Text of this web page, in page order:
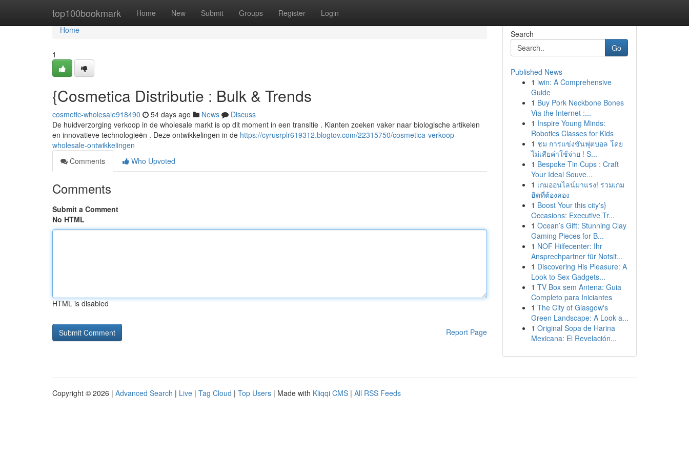
top100bookmark Home New Submit Groups Register Login
Home
Home
1
{Cosmetica Distributie : Bulk & Trends
cosmetic-wholesale918490 54 days ago News
Discuss
De huidverzorging verkoop in de wholesale markt is op dit moment in een transitie . Klanten zoeken vaker naar biologische artikelen
en innovatieve technologieën . Deze ontwikkelingen in de https://cyrusrplr619312.blogtov.com/22315750/cosmetica-verkoop-
wholesale-ontwikkelingen
Comments
Who Upvoted
Comments
Submit a Comment
No HTML
HTML is disabled
Report Page
Search
Go
Published News
1 iwin: A Comprehensive
Guide
1 Buy Pork Neckbone Bones
Via the Internet :...
1 Inspire Young Minds:
Robotics Classes for Kids
1 ชม การแข่งขันฟุตบอล โดย
ไม่เสียค่าใช้จ่าย ! S...
1 Bespoke Tin Cups : Craft
Your Ideal Souve...
1 เกมออนไลน์มาแรง! รวมเกม
ฮิตที่ต้องลอง
1 Boost Your this city's}
Occasions: Executive Tr...
1 Ocean’s Gift: Stunning Clay
Gaming Pieces for B...
1 NOF Hilfecenter: Ihr
Ansprechpartner für Notsit...
1 Discovering His Pleasure: A
Look to Sex Gadgets...
1 TV Box sem Antena: Guia
Completo para Iniciantes
1 The City of Glasgow's
Green Landscape: A Look a...
1 Original Sopa de Harina
Mexicana: El Revelación...
Copyright © 2026 | Advanced Search | Live | Tag Cloud | Top Users | Made with Kliqqi CMS | All RSS Feeds